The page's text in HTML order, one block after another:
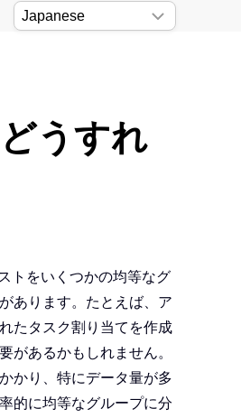
うすれ
トをいくつかの均等なグ
あります。たとえば、ア
たタスク割り当てを作成
があるかもしれません。
かり、特にデータ量が多
的に均等なグループに分